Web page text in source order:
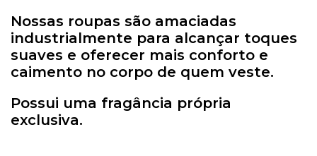
Nossas roupas são amaciadas
industrialmente para alcançar toques
suaves e oferecer mais conforto e
caimento no corpo de quem veste.
Possui uma fragância própria
exclusiva.